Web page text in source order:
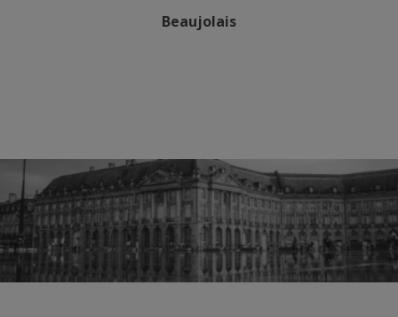
Beaujolais